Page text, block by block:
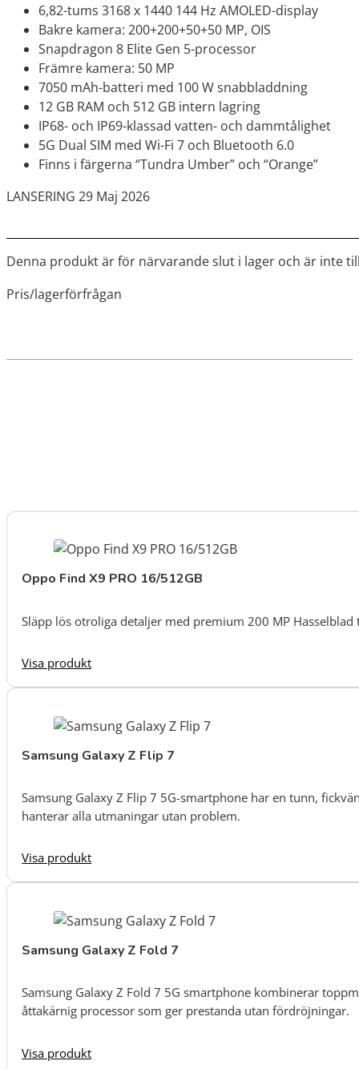
6,82-tums 3168 x 1440 144 Hz AMOLED-display
Bakre kamera: 200+200+50+50 MP, OIS
Snapdragon 8 Elite Gen 5-processor
Främre kamera: 50 MP
7050 mAh-batteri med 100 W snabbladdning
12 GB RAM och 512 GB intern lagring
IP68- och IP69-klassad vatten- och dammtålighet
5G Dual SIM med Wi-Fi 7 och Bluetooth 6.0
Finns i färgerna “Tundra Umber” och “Orange”
LANSERING 29 Maj 2026
Denna produkt är för närvarande slut i lager och är inte
Pris/lagerförfrågan
Oppo Find X9 PRO 16/512GB
Släpp lös otroliga detaljer med premium 200 MP
Visa produkt
Samsung Galaxy Z Flip 7
Samsung Galaxy Z Flip 7 5G-smartphone har en tunn,
hanterar alla utmaningar utan problem.
Visa produkt
Samsung Galaxy Z Fold 7
Samsung Galaxy Z Fold 7 5G smartphone kombinerar
åttakärnig processor som ger prestanda utan fördröjningar.
Visa produkt